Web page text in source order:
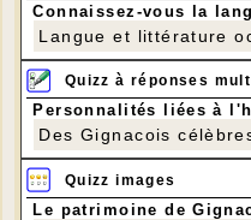
Connaissez-vous la
Langue et littérature
Quizz à réponses
Personnalités liées à
Des Gignacois
Quizz images
Le patrimoine de